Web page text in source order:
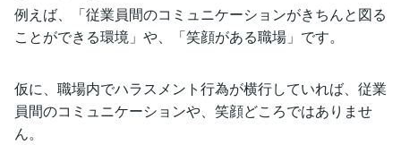
例えば、「従業員間のコミュニケーションがきちんと図る
ことができる環境」や、「笑顔がある職場」です。
仮に、職場内でハラスメント行為が横行していれば、従業
員間のコミュニケーションや、笑顔どころではありませ
ん。